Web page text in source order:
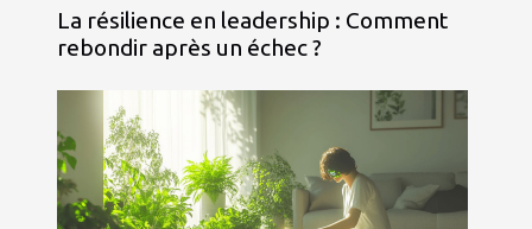
La résilience en leadership : Comment
rebondir après un échec ?